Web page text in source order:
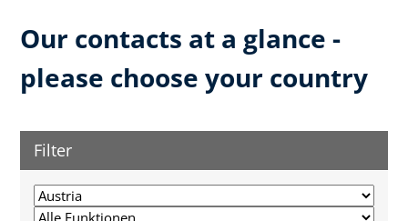
Our contacts at a glance -
please choose your country
Filter